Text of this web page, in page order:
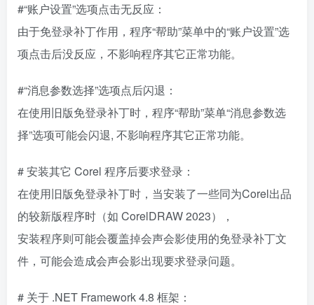
#“账户设置”选项点击无反应：
由于免登录补丁作用，程序“帮助”菜单中的“账户设置”选
项点击后没反应，不影响程序其它正常功能。
#“消息参数选择”选项点后闪退：
在使用旧版免登录补丁时，程序“帮助”菜单“消息参数选
择”选项可能会闪退, 不影响程序其它正常功能。
# 安装其它 Corel 程序后要求登录：
在使用旧版免登录补丁时，当安装了一些同为Corel出品
的较新版程序时（如 CorelDRAW 2023），
安装程序则可能会覆盖掉会声会影使用的免登录补丁文
件，可能会造成会声会影出现要求登录问题。
# 关于 .NET Framework 4.8 框架：